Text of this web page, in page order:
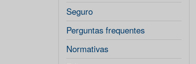
Seguro
Perguntas frequentes
Normativas